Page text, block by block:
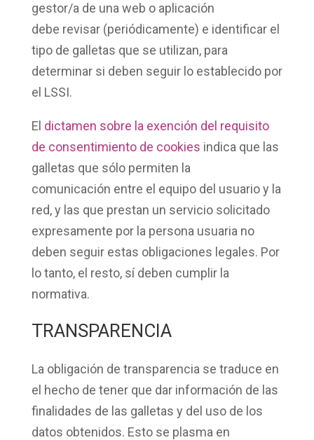
gestor/a de una web o aplicación
debe revisar (periódicamente) e identificar el
tipo de galletas que se utilizan, para
determinar si deben seguir lo establecido por
el LSSI.
El dictamen sobre la exención del requisito
de consentimiento de cookies indica que las
galletas que sólo permiten la
comunicación entre el equipo del usuario y la
red, y las que prestan un servicio solicitado
expresamente por la persona usuaria no
deben seguir estas obligaciones legales. Por
lo tanto, el resto, sí deben cumplir la
normativa.
TRANSPARENCIA
La obligación de transparencia se traduce en
el hecho de tener que dar información de las
finalidades de las galletas y del uso de los
datos obtenidos. Esto se plasma en